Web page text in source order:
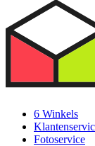
6 Winkels
Fotoservice